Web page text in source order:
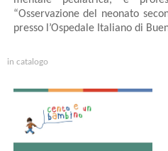
“Osservazione del neonato
presso l’Ospedale Italiano di
in catalogo